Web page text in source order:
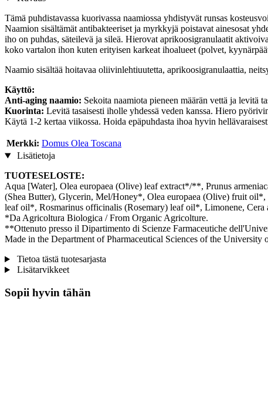
Tämä puhdistavassa kuorivassa naamiossa yhdistyvät runsas
Naamion sisältämät antibakteeriset ja myrkkyjä poistavat ainesosat
iho on puhdas, säteilevä ja sileä. Hierovat aprikoosigranulaatit
koko vartalon ihon kuten erityisen karkeat ihoalueet (polvet,
Naamio sisältää hoitavaa oliivinlehtiuutetta, aprikoosigranulaattia,
Käyttö:
Anti-aging naamio: Sekoita naamiota pieneen määrän vettä ja levitä
Kuorinta: Levitä tasaisesti iholle yhdessä veden kanssa. Hiero
Käytä 1-2 kertaa viikossa. Hoida epäpuhdasta ihoa hyvin
Merkki: Domus Olea Toscana
Lisätietoja
TUOTESELOSTE:
Aqua [Water], Olea europaea (Olive) leaf extract*/**, Prunus
(Shea Butter), Glycerin, Mel/Honey*, Olea europaea (Olive) fruit oil*,
leaf oil*, Rosmarinus officinalis (Rosemary) leaf oil*, Limonene,
*Da Agricoltura Biologica / From Organic Agricolture.
**Ottenuto presso il Dipartimento di Scienze Farmaceutiche
Made in the Department of Pharmaceutical Sciences of the University
Tietoa tästä tuotesarjasta
Lisätarvikkeet
Sopii hyvin tähän